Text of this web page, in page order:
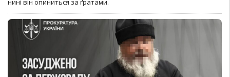
нині він опиниться за ґратами.